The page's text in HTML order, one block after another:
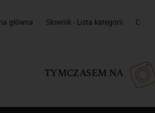
główna Słownik - Lista kategorii C
TYMCZASEM NA